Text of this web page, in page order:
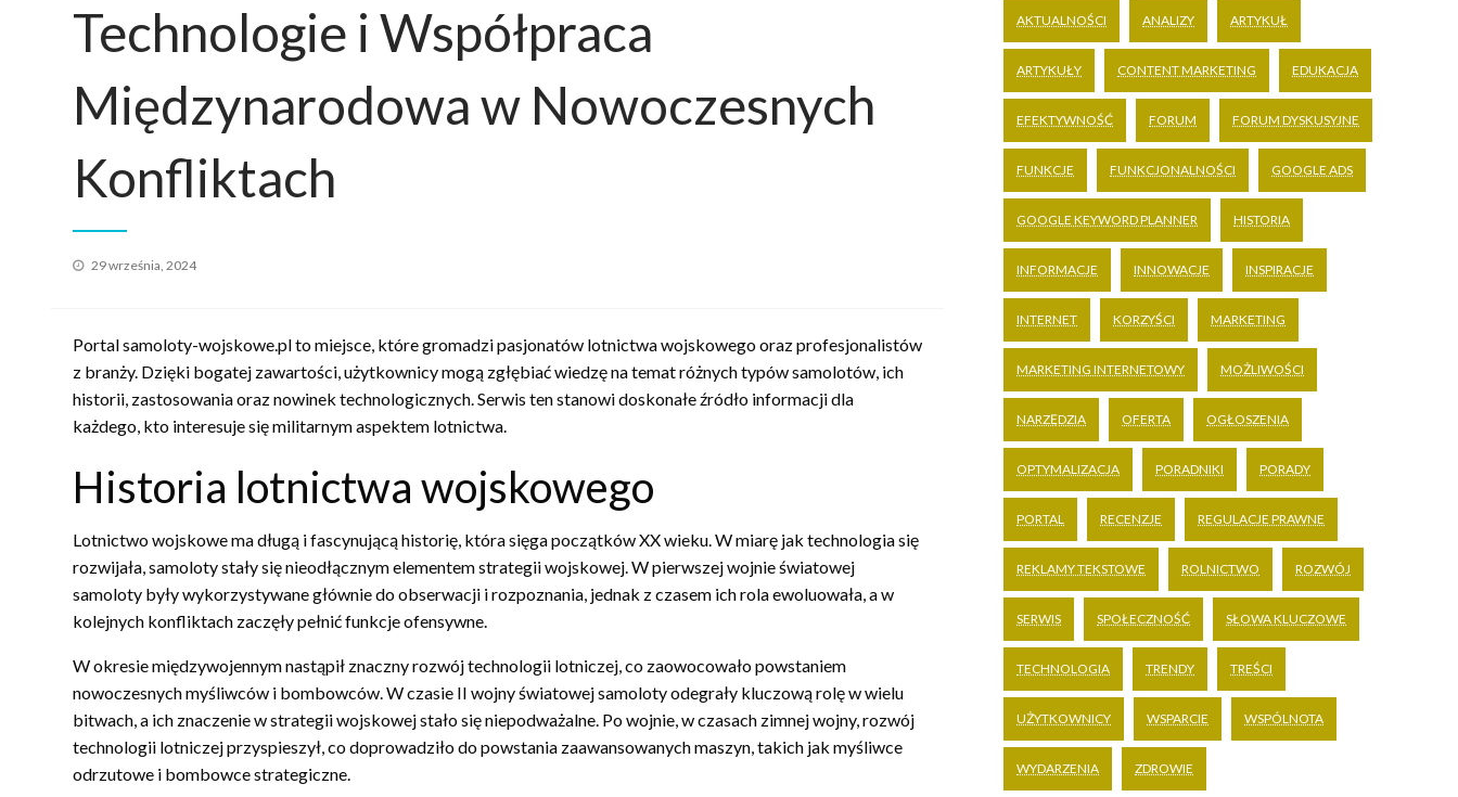
Technologie i Współpraca
Międzynarodowa w Nowoczesnych
Konfliktach
Opublikowane
29 września, 2024
Portal samoloty-wojskowe.pl to miejsce, które gromadzi pasjonatów lotnictwa wojskowego oraz profesjonalistów
z branży. Dzięki bogatej zawartości, użytkownicy mogą zgłębiać wiedzę na temat różnych typów samolotów, ich
historii, zastosowania oraz nowinek technologicznych. Serwis ten stanowi doskonałe źródło informacji dla
każdego, kto interesuje się militarnym aspektem lotnictwa.
Historia lotnictwa wojskowego
Lotnictwo wojskowe ma długą i fascynującą historię, która sięga początków XX wieku. W miarę jak technologia się
rozwijała, samoloty stały się nieodłącznym elementem strategii wojskowej. W pierwszej wojnie światowej
samoloty były wykorzystywane głównie do obserwacji i rozpoznania, jednak z czasem ich rola ewoluowała, a w
kolejnych konfliktach zaczęły pełnić funkcje ofensywne.
W okresie międzywojennym nastąpił znaczny rozwój technologii lotniczej, co zaowocowało powstaniem
nowoczesnych myśliwców i bombowców. W czasie II wojny światowej samoloty odegrały kluczową rolę w wielu
bitwach, a ich znaczenie w strategii wojskowej stało się niepodważalne. Po wojnie, w czasach zimnej wojny, rozwój
technologii lotniczej przyspieszył, co doprowadziło do powstania zaawansowanych maszyn, takich jak myśliwce
odrzutowe i bombowce strategiczne.
AKTUALNOŚCI ANALIZY ARTYKUŁ
ARTYKUŁY CONTENT MARKETING EDUKACJA
EFEKTYWNOŚĆ FORUM FORUM DYSKUSYJNE
FUNKCJE FUNKCJONALNOŚCI GOOGLE ADS
GOOGLE KEYWORD PLANNER HISTORIA
INFORMACJE INNOWACJE INSPIRACJE
INTERNET KORZYŚCI MARKETING
MARKETING INTERNETOWY MOŻLIWOŚCI
NARZĘDZIA OFERTA OGŁOSZENIA
OPTYMALIZACJA PORADNIKI PORADY
PORTAL RECENZJE REGULACJE PRAWNE
REKLAMY TEKSTOWE ROLNICTWO ROZWÓJ
SERWIS SPOŁECZNOŚĆ SŁOWA KLUCZOWE
TECHNOLOGIA TRENDY TREŚCI
UŻYTKOWNICY WSPARCIE WSPÓLNOTA
WYDARZENIA ZDROWIE